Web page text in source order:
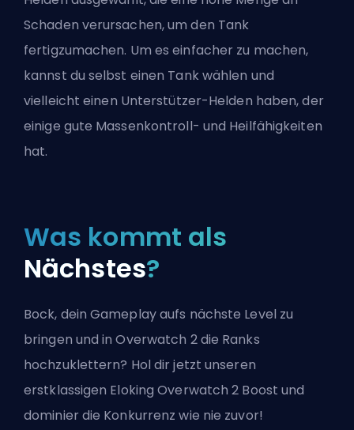
Schaden verursachen, um den Tank
fertigzumachen. Um es einfacher zu machen,
kannst du selbst einen Tank wählen und
vielleicht einen Unterstützer-Helden haben, der
einige gute Massenkontroll- und Heilfähigkeiten
hat.
Was kommt als
Nächstes?
Bock, dein Gameplay aufs nächste Level zu
bringen und in Overwatch 2 die Ranks
hochzuklettern? Hol dir jetzt unseren
erstklassigen Eloking Overwatch 2 Boost und
dominier die Konkurrenz wie nie zuvor!